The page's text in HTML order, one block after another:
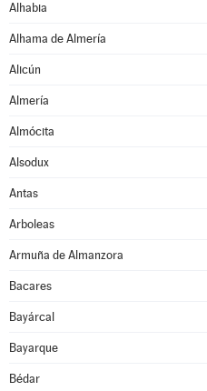
Alhabia
Alhama de Almería
Alicún
Almería
Almócita
Alsodux
Antas
Arboleas
Armuña de Almanzora
Bacares
Bayárcal
Bayarque
Bédar